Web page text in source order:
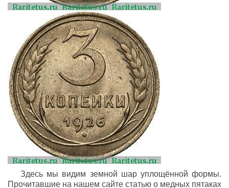
Здесь мы видим земной шар уплощённой формы.
Прочитавшие на нашем сайте статью о медных пятаках